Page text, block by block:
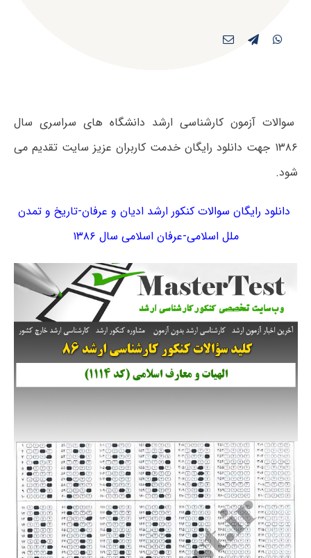
سوالات آزمون کارشناسی ارشد دانشگاه های سراسری سال
۱۳۸۶ جهت دانلود رایگان خدمت کاربران عزیز سایت تقدیم می
شود.
دانلود رایگان سوالات کنکور ارشد ادیان و عرفان-تاریخ و تمدن
ملل اسلامی-عرفان اسلامی سال ۱۳۸۶